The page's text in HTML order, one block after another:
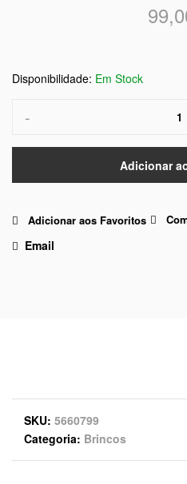
Em Stock
-
Adicionar
Adicionar aos Favoritos
Email
SKU 5660799
Categoria Brincos